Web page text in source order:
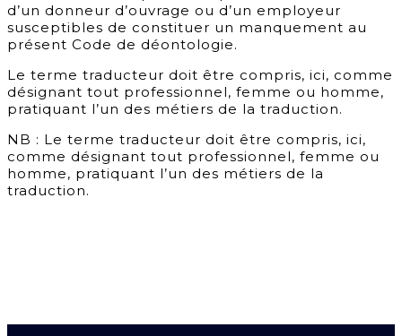
d’un donneur d’ouvrage ou d’un employeur
susceptibles de constituer un manquement au
présent Code de déontologie.
Le terme traducteur doit être compris, ici, comme
désignant tout professionnel, femme ou homme,
pratiquant l’un des métiers de la traduction.
NB : Le terme traducteur doit être compris, ici,
comme désignant tout professionnel, femme ou
homme, pratiquant l’un des métiers de la
traduction.